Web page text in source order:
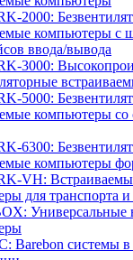
2000:
компьютеры с
ввода/вывода
3000:
5000:
компьютеры
6300:
компьютеры
VH:
для транспорта
Универсальные
Barebon системы в